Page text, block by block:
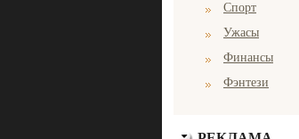
Спорт
Ужасы
Финансы
Фэнтези